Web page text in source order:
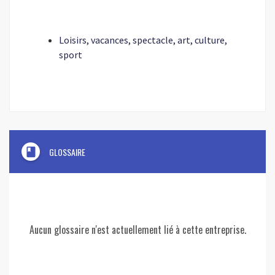
Loisirs, vacances, spectacle, art, culture,
sport
book GLOSSAIRE
Aucun glossaire n'est actuellement lié à cette entreprise.